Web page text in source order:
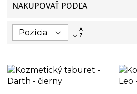
NAKUPOVAŤ PODĽA
Nastaviť